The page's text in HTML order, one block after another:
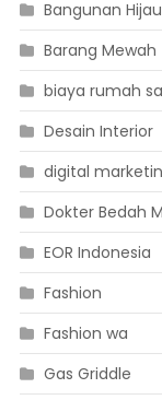
Bangunan Hijau
Barang Mewah
biaya rumah
Desain Interior
digital
Dokter Bedah
EOR Indonesia
Fashion
Fashion wa
Gas Griddle